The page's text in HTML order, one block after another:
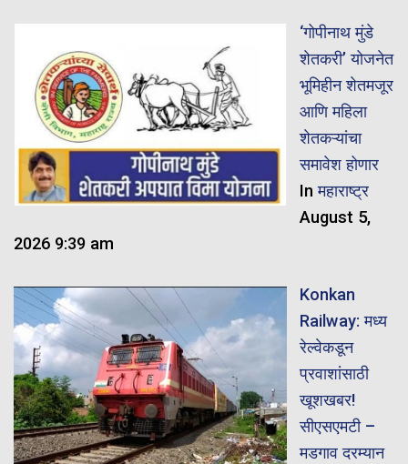
‘गोपीनाथ मुंडे
शेतकरी’ योजनेत
भूमिहीन शेतमजूर
आणि महिला
शेतकऱ्यांचा
समावेश होणार
Inमहाराष्ट्र
August 5,
2026 9:39 am
Konkan
Railway: मध्य
रेल्वेकडून
प्रवाशांसाठी
खूशखबर!
सीएसएमटी –
मडगाव दरम्यान